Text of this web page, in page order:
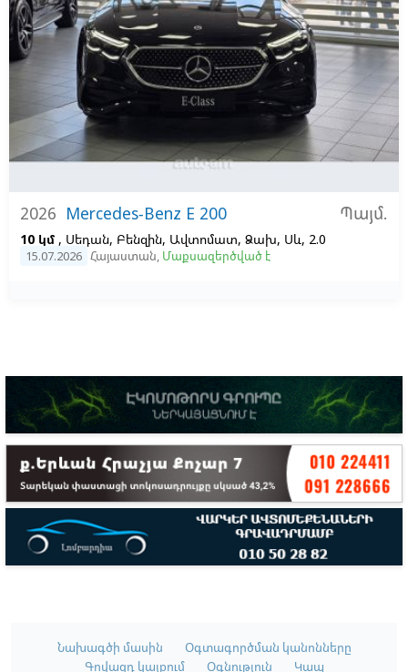
2026 Mercedes-Benz E 200 Պայմ.
10 կմ , Սեդան, Բենզին, Ավտոմատ, Ձախ, Սև, 2.0
15.07.2026 Հայաստան, Մաքսազերծված է
Նախագծի մասին
Օգտագործման կանոնները
Գովազդ կայքում
Օգնություն Կապ